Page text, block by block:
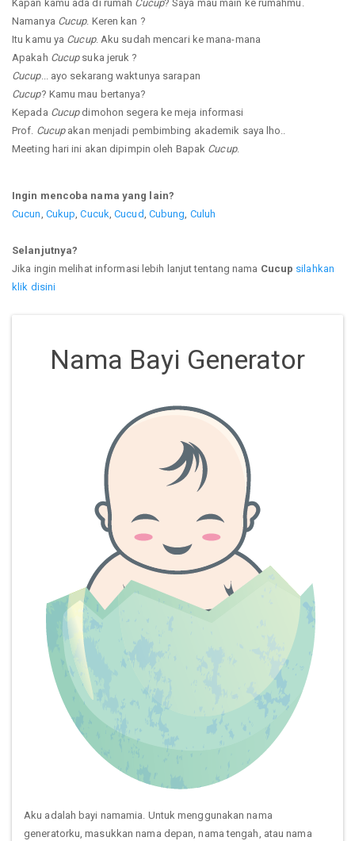
Kapan kamu ada di rumah Cucup? Saya mau main ke rumahmu.
Namanya Cucup. Keren kan ?
Itu kamu ya Cucup. Aku sudah mencari ke mana-mana
Apakah Cucupsuka jeruk ?
Cucup... ayo sekarang waktunya sarapan
Cucup? Kamu mau bertanya?
Kepada Cucupdimohon segera ke meja informasi
Prof. Cucupakan menjadi pembimbing akademik saya lho..
Meeting hari ini akan dipimpin oleh Bapak Cucup.
Ingin mencoba nama yang lain?
Cucun Cukup ,Cucuk ,Cucud Cubung Culuh
Selanjutnya?
Jika ingin melihat informasi lebih lanjut tentang nama Cucup silahkan
klik disini
Nama Bayi Generator
Aku adalah bayi namamia. Untuk menggunakan nama
generatorku, masukkan nama depan, nama tengah, atau nama